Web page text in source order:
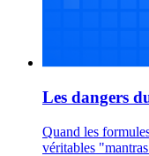
Les dangers
Quand les
véritables